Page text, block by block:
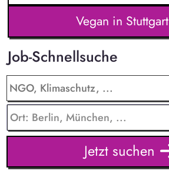
Vegan in Stuttgart
Job-Schnellsuche
Jetzt suchen